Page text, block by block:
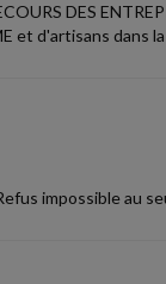
DES
et d'artisans dans
impossible au